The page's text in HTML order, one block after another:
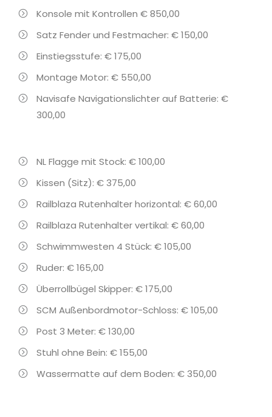
Konsole mit Kontrollen € 850,00
Satz Fender und Festmacher: € 150,00
Einstiegsstufe: € 175,00
Montage Motor: € 550,00
Navisafe Navigationslichter auf Batterie: €
300,00
NL Flagge mit Stock: € 100,00
Kissen (Sitz): € 375,00
Railblaza Rutenhalter horizontal: € 60,00
Railblaza Rutenhalter vertikal: € 60,00
Schwimmwesten 4 Stück: € 105,00
Ruder: € 165,00
Überrollbügel Skipper: € 175,00
SCM Außenbordmotor-Schloss: € 105,00
Post 3 Meter: € 130,00
Stuhl ohne Bein: € 155,00
Wassermatte auf dem Boden: € 350,00